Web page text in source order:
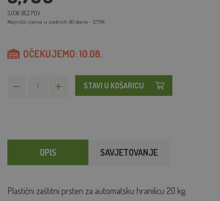
3,03€ BEZ PDV
Najniža cijena u zadnjih 30 dana - 3,79€
OČEKUJEMO: 10.08.
STAVI U KOŠARICU
OPIS SAVJETOVANJE
Plastični zaštitni prsten za automatsku hranilicu 20 kg.